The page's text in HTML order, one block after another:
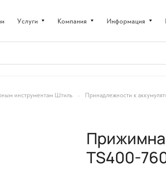
Услуги Компания Информация
инструментам Штиль – Принадлежности к
TS400-